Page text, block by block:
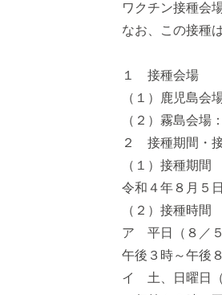
ワクチン接種会
なお、この接種
１ 接種会場
（１）鹿児島会
（２）霧島会場
２ 接種期間・
（１）接種期間
令和４年８月５
（２）接種時間
ア 平日（８／５
午後３時～午後
イ 土、日曜日（